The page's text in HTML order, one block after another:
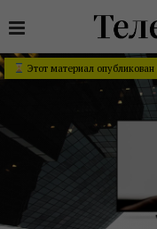
Этот материал опубликован